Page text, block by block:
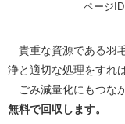
ページ
貴重な資源である羽
浄と適切な処理をすれ
ごみ減量化にもつな
無料で回収します。